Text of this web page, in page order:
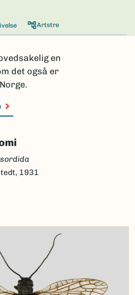
Artstre
en
det også er
1931
Ingen
detaljer
(Ekstern lenke)